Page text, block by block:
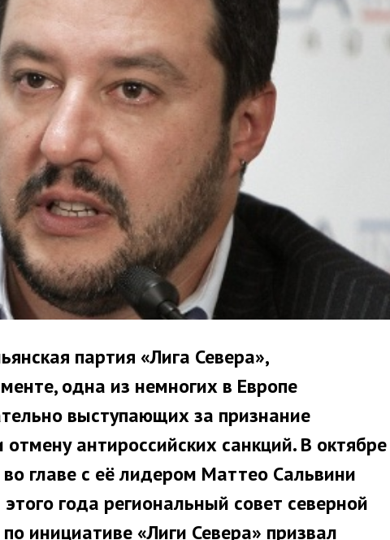
партия «Лига Севера»,
одна из немногих в Европе
выступающих за признание
антироссийских санкций. В октябре
главе с её лидером Маттео Сальвини
года региональный совет северной
инициативе «Лиги Севера» призвал